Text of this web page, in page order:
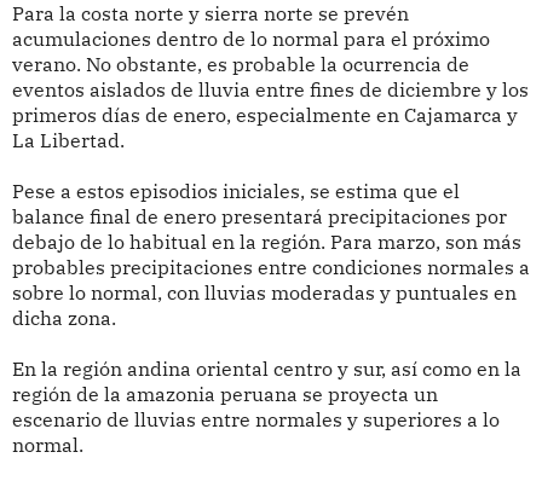
Para la costa norte y sierra norte se prevén
acumulaciones dentro de lo normal para el próximo
verano. No obstante, es probable la ocurrencia de
eventos aislados de lluvia entre fines de diciembre y los
primeros días de enero, especialmente en Cajamarca y
La Libertad.
Pese a estos episodios iniciales, se estima que el
balance final de enero presentará precipitaciones por
debajo de lo habitual en la región. Para marzo, son más
probables precipitaciones entre condiciones normales a
sobre lo normal, con lluvias moderadas y puntuales en
dicha zona.
En la región andina oriental centro y sur, así como en la
región de la amazonia peruana se proyecta un
escenario de lluvias entre normales y superiores a lo
normal.